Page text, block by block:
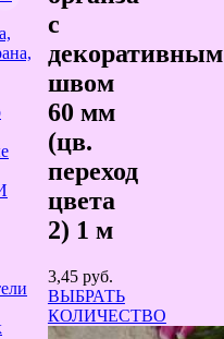
с
декоративным
швом
60 мм
(цв.
переход
цвета
2) 1 м
3,45 руб.
ВЫБРАТЬ
КОЛИЧЕСТВО